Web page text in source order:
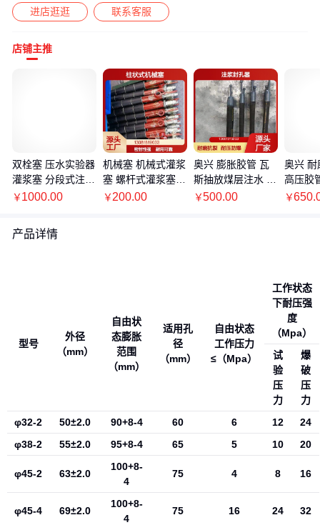
进店逛逛 联系客服
店铺主推
双栓塞 压水实验器
灌浆塞 分段式注浆
止浆塞 注浆封孔器
￥1000.00
机械塞 机械式灌浆
塞 螺杆式灌浆塞
柱状式球状式机械
￥200.00
奥兴 膨胀胶管 瓦
斯抽放煤层注水 注
浆封孔器止水器灌
￥500.00
奥兴 耐
高压胶
总成
￥
产品详情
型号
外径
（mm）
自由状
态膨胀
范围
（mm）
适用孔
径
（mm）
自由状态
工作压力
≤（Mpa）
工作状态
下耐压强
度
（Mpa）
试
验
压
力
爆
破
压
力
φ32-2
50±2.0 90+8-4 60 6 12
24
φ38-2
55±2.0 95+8-4 65 5 10 20
φ45-2 63±2.0
100+8-
4
75 4 8 16
φ45-4 69±2.0
100+8-
4
75 16 24 32